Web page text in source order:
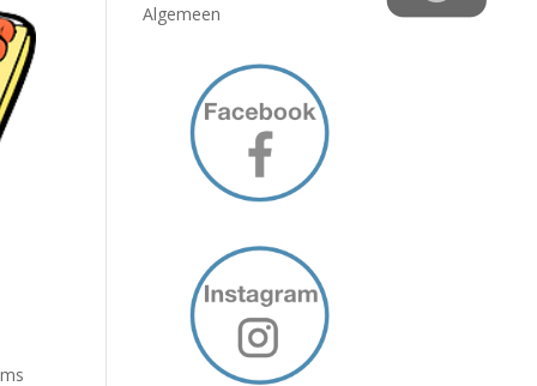
Algemeen